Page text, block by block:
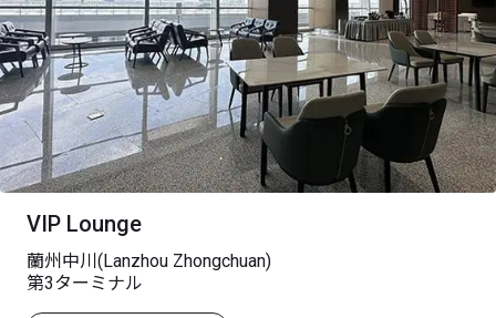
VIP Lounge
蘭州中川(Lanzhou Zhongchuan)
第3ターミナル